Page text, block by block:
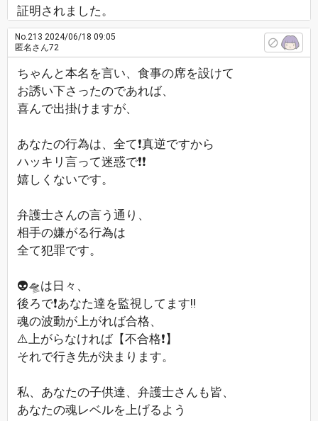
証明されました。
No.213 2024/06/18 09:05
匿名さん72
ちゃんと本名を言い、食事の席を設けて
お誘い下さったのであれば、
喜んで出掛けますが、
あなたの行為は、全て❗真逆ですから
ハッキリ言って迷惑で❗❗
嬉しくないです。
弁護士さんの言う通り、
相手の嫌がる行為は
全て犯罪です。
👽🛸は日々、
後ろで❗あなた達を監視してます‼️
魂の波動が上がれば合格、
⚠️上がらなければ【不合格❗】
それで行き先が決まります。
私、あなたの子供達、弁護士さんも皆、
あなたの魂レベルを上げるよう